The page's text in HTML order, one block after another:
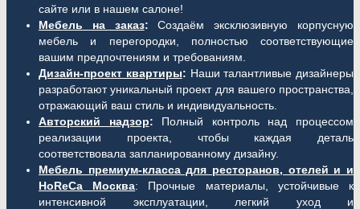
сайте или в нашем салоне!
Мебель на заказ: Создаём эксклюзивную корпусную
мебель и перегородки, полностью соответствующие
вашим предпочтениям и требованиям.
Дизайн-проект квартиры: Наши талантливые дизайнеры
разработают уникальный проект для вашего пространства,
отражающий ваш стиль и индивидуальность.
Авторский надзор: Полный контроль над процессом
реализации проекта, чтобы каждая деталь
соответствовала запланированному дизайну.
Мебель премиум-класса для ресторанов, отелей и и
HoReCa Москва: Прочные материалы, устойчивые к
интенсивной эксплуатации, легкий уход и